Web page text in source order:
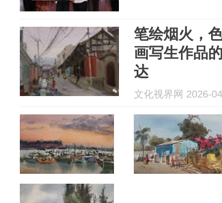
笔绘烟火，
画写生作品
达
文化视界网 2026-